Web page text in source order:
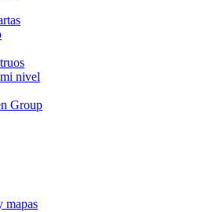
nivel
Group
mapas